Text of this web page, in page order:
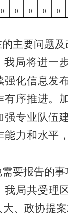
0 0 0 0 0
主要问题
我局将进一
强化信息发
序推进。
强专业队伍
能力和水平
要报告的事
我局共受理
、政协提